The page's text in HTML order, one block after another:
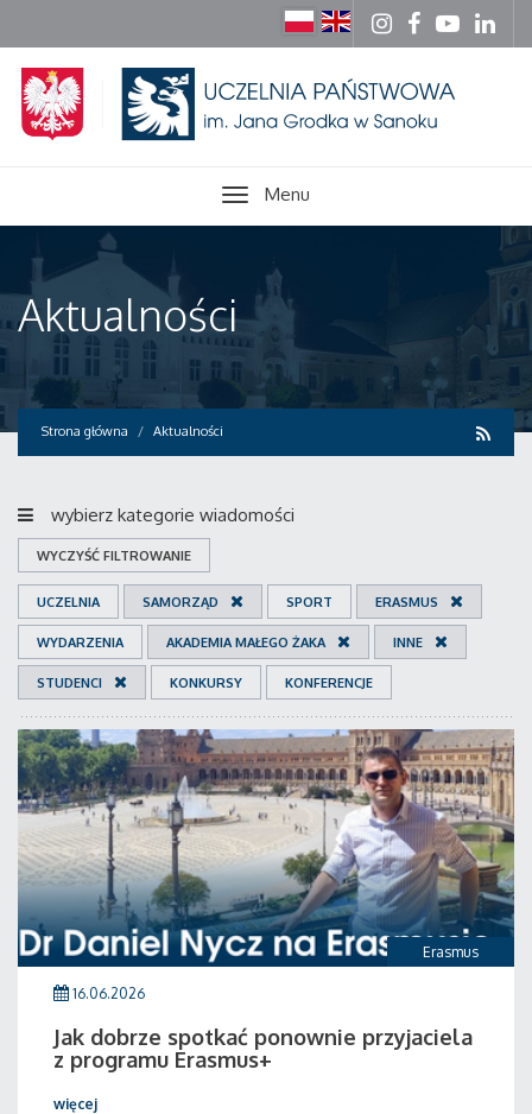
Menu
Aktualności
Strona główna Aktualności
wybierz kategorie wiadomości
WYCZYŚĆ FILTROWANIE
UCZELNIA SAMORZĄD SPORT ERASMUS
WYDARZENIA AKADEMIA MAŁEGO ŻAKA INNE
STUDENCI KONKURSY KONFERENCJE
Erasmus
16.06.2026
Jak dobrze spotkać ponownie przyjaciela
z programu Erasmus+
więcej